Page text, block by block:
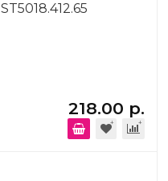
ST5018.412.65
218.00 р.